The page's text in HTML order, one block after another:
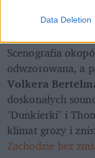
Data Deletion
realizacyjnym
Scenografia
Volkera
doskonałych
"Dunkierki" i
klimat grozy i
Zachodzie bez